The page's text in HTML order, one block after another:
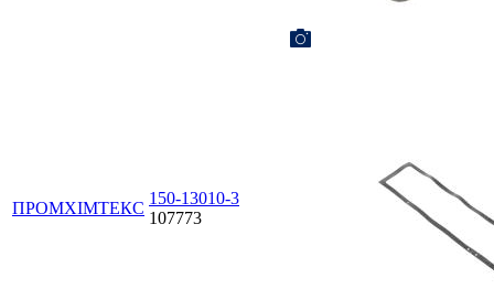
ПРОМХІМТЕКС
150-13010-3
107773